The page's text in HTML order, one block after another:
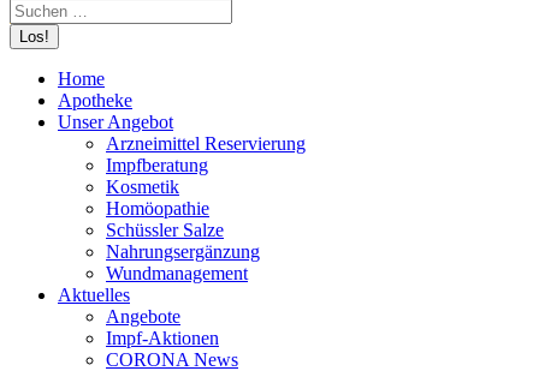
Home
Apotheke
Unser Angebot
Arzneimittel Reservierung
Impfberatung
Kosmetik
Homöopathie
Schüssler Salze
Nahrungsergänzung
Wundmanagement
Aktuelles
Angebote
Impf-Aktionen
CORONA News